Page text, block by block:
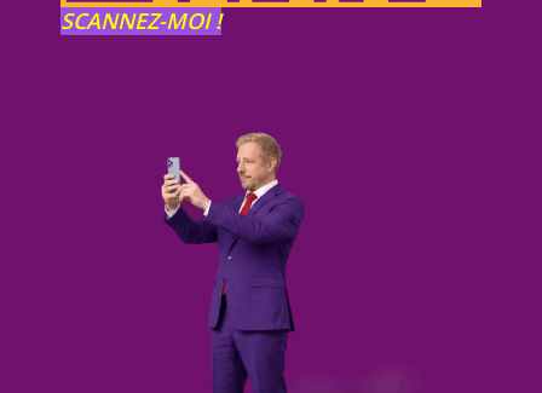
SCANNEZ-MOI !